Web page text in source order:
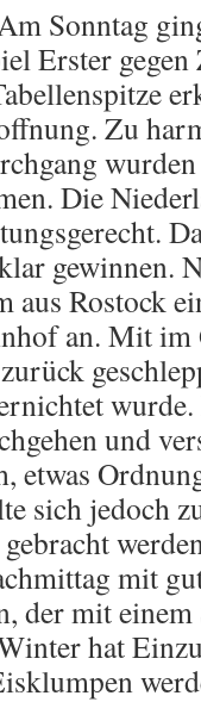
Sonntag
Erster
Zu
Die
gewinnen.
aus Rostock
an. Mit im
und
etwas
sich jedoch
mit
der mit
hat